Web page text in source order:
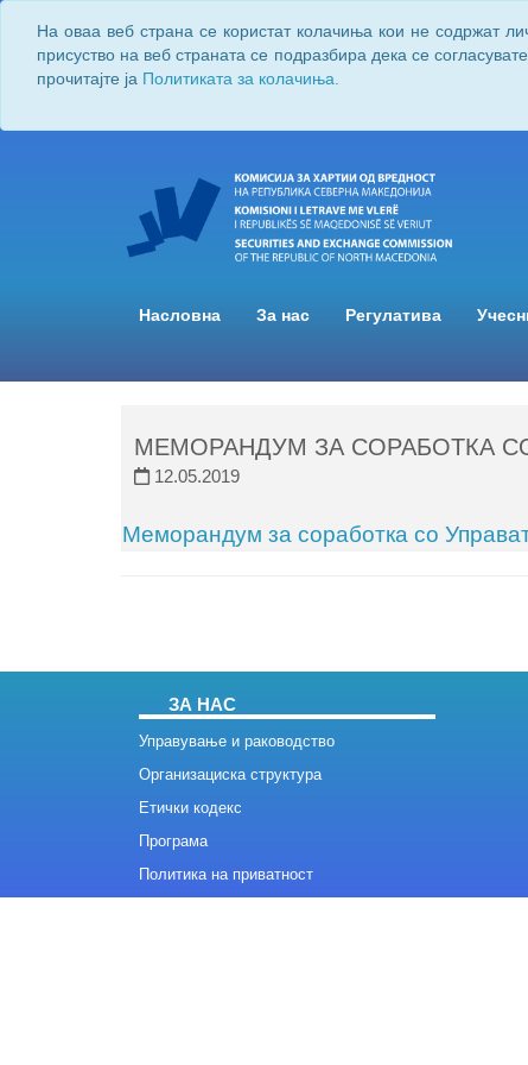
На оваа веб страна се користат колачиња кои не содржат
присуство на веб страната се подразбира дека се
прочитајте ја Политиката за колачиња.
Насловна За нас Регулатива
МЕМОРАНДУМ ЗА СОРАБОТКА
12.05.2019
Меморандум за соработка со
ЗА НАС
Управување и раководство
Организациска структура
Етички кодекс
Програма
Политика на приватност